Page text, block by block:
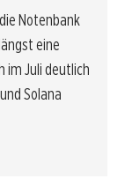
Notenbank
eine
im Juli deutlich
Solana